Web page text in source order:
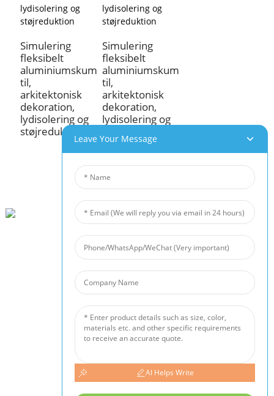
Simulering
fleksibelt
aluminiumskum
til,
arkitektonisk
dekoration,
lydisolering og
støjreduktion
Simulering
fleksibelt
aluminiumskum
til,
arkitektonisk
dekoration,
lydisolering og
Beihai Industrial Park, Changhong Rd 280#, Jiujiang City, Jiangxi Kina
0086-(0)792-8322312
Projekt- Og Applikationspotentialer
Vores Produkter
Leave Your Message
AI Helps Write